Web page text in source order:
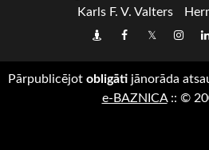
Karls F. V. Valters
DraugiemFacebook
Twitter
Pārpublicējot obligāti jānorāda
e-BAZNICA:: ©